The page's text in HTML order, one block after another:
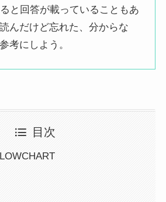
と回答が載っていることもあ
んだけど忘れた、分からな
考にしよう。
目次